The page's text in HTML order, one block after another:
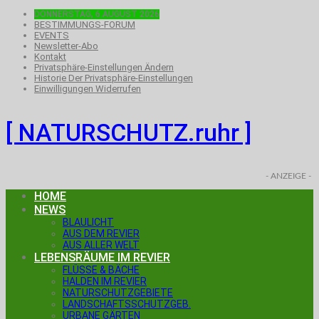
DONNERSTAG, 6.AUGUST 2026
BESTIMMUNGS-FORUM
EVENTS
Newsletter-Abo
Kontakt
Privatsphäre-Einstellungen Ändern
Historie Der Privatsphäre-Einstellungen
Einwilligungen Widerrufen
[ NATURSCHUTZ.ruhr ]
- ANZEIGE -
HOME
NEWS
BLAULICHT
AUS DEM REVIER
AUS ALLER WELT
LEBENSRÄUME IM REVIER
FLÜSSE & BÄCHE
HALDEN IM REVIER
NATURSCHUTZGEBIETE
LANDSCHAFTSSCHUTZGEB.
URBANE GÄRTEN